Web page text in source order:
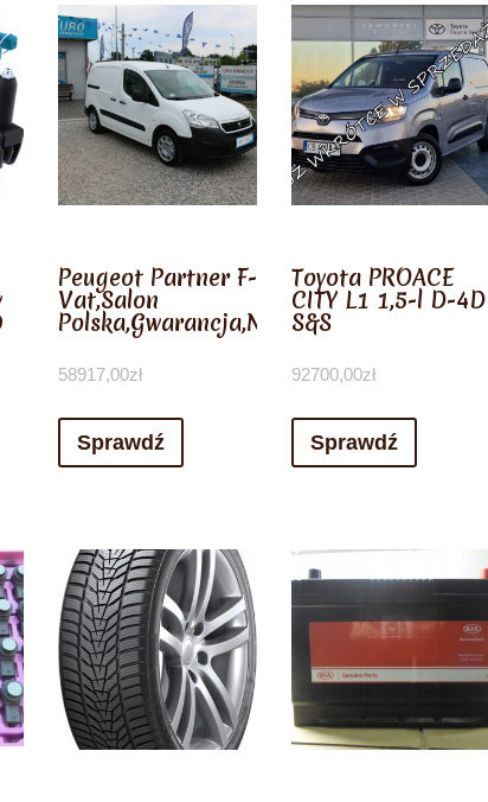
Peugeot Partner F-
Vat,Salon
Polska,Gwarancja,Niski
58917,00zł
Sprawdź
Toyota PROACE
CITY L1 1,5-l D-4D
S&S
92700,00zł
Sprawdź